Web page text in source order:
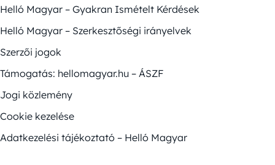
Helló Magyar – Gyakran Ismételt Kérdések
Helló Magyar – Szerkesztőségi irányelvek
Szerzői jogok
Támogatás: hellomagyar.hu – ÁSZF
Jogi közlemény
Cookie kezelése
Adatkezelési tájékoztató – Helló Magyar